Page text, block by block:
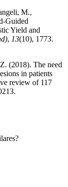
M.,
Guided
Yield and
, 13(10), 1773.
(2018). The need
in patients
review of 117